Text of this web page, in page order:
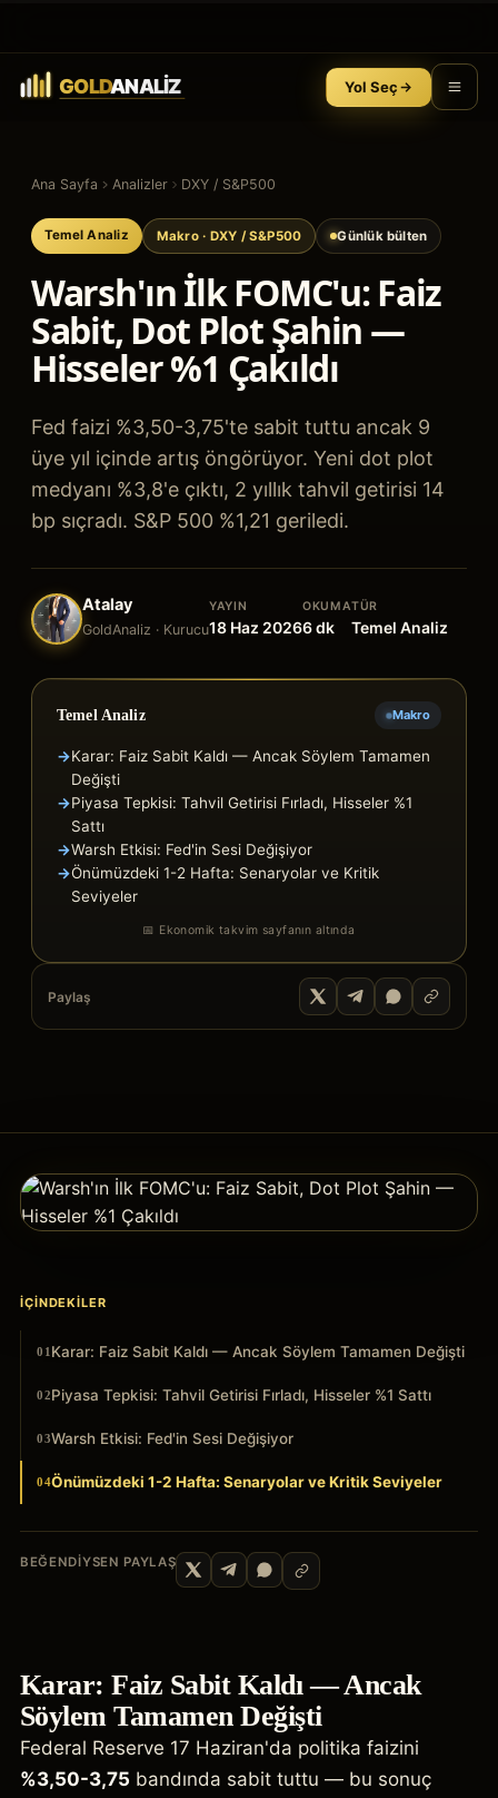
Yol Seç
Ana Sayfa Analizler DXY / S&P500
Temel Analiz Makro· DXY / S&P500 Günlük bülten
Warsh'ın İlk FOMC'u: Faiz
Sabit, Dot Plot Şahin —
Hisseler %1 Çakıldı
Fed faizi %3,50-3,75'te sabit tuttu ancak 9
üye yıl içinde artış öngörüyor. Yeni dot plot
medyanı %3,8'e çıktı, 2 yıllık tahvil getirisi 14
bp sıçradı. S&P 500 %1,21 geriledi.
Atalay
GoldAnaliz · Kurucu
YAYIN
18 Haz 2026
OKUMA
6dk
TÜR
Temel Analiz
Temel Analiz Makro
→Karar: Faiz Sabit Kaldı — Ancak Söylem Tamamen
Değişti
→Piyasa Tepkisi: Tahvil Getirisi Fırladı, Hisseler %1
Sattı
→Warsh Etkisi: Fed'in Sesi Değişiyor
→Önümüzdeki 1-2 Hafta: Senaryolar ve Kritik
Seviyeler
📅 Ekonomik takvim sayfanın altında
Paylaş
İÇINDEKILER
01 Karar: Faiz Sabit Kaldı — Ancak Söylem Tamamen Değişti
02Piyasa Tepkisi: Tahvil Getirisi Fırladı, Hisseler %1 Sattı
03Warsh Etkisi: Fed'in Sesi Değişiyor
04Önümüzdeki 1-2 Hafta: Senaryolar ve Kritik Seviyeler
BEĞENDIYSEN PAYLAŞ
Karar: Faiz Sabit Kaldı — Ancak
Söylem Tamamen Değişti
Federal Reserve 17 Haziran'da politika faizini
%3,50-3,75 bandında sabit tuttu — bu sonuç